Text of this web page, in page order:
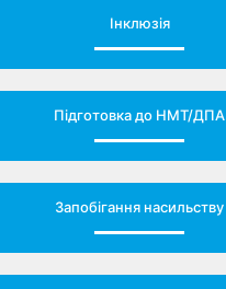
Інклюзія
Підготовка до НМТ/ДПА
Запобігання насильству